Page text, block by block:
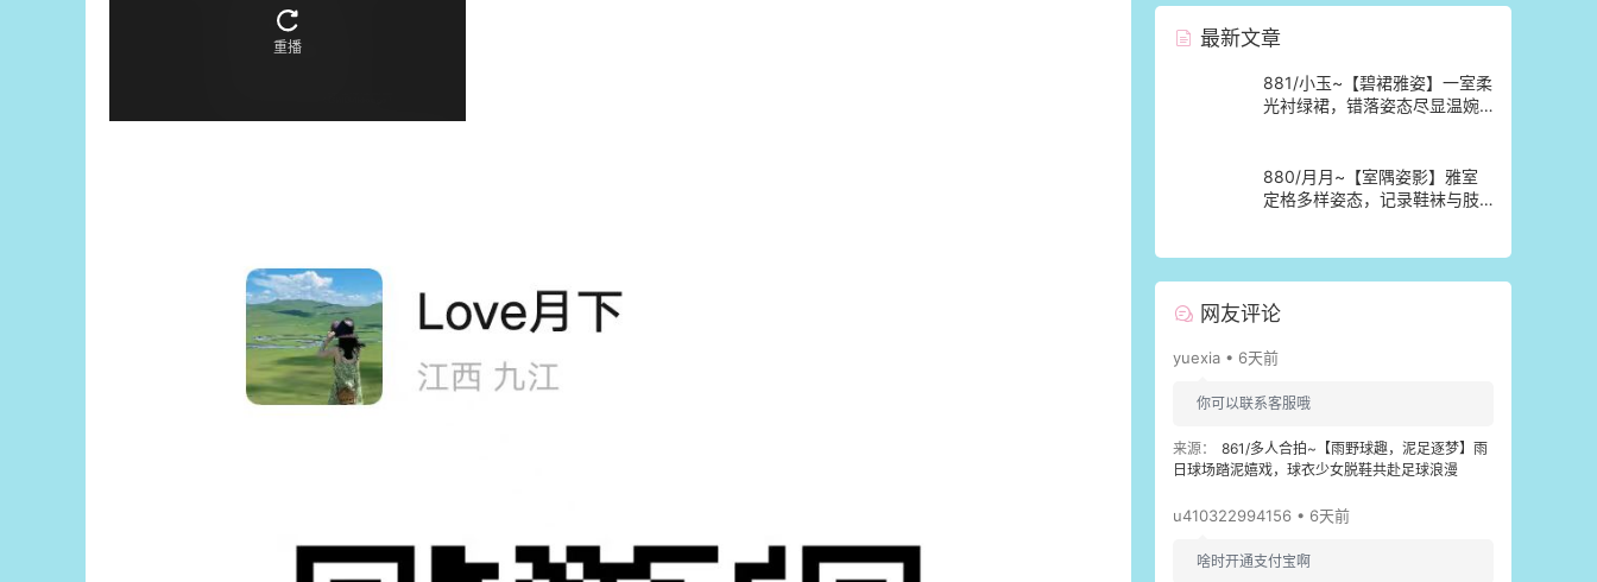
最新文章
881/小玉~【碧裙雅姿】一室柔
光衬绿裙，错落姿态尽显温婉
880/月月~【室隅姿影】雅室
定格多样姿态，记录鞋袜与肢
网友评论
yuexia • 6天前
你可以联系客服哦
来源：
861/多人合拍~【雨野球趣，泥足逐梦】雨
日球场踏泥嬉戏，球衣少女脱鞋共赴足球浪漫
u410322994156 • 6天前
啥时开通支付宝啊